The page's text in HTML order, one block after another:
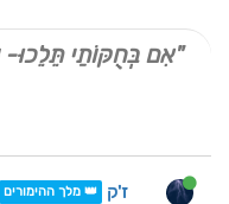
"אִם בְּחֻקּוֹתַי
ז'ק 👑 מלך ההימורים